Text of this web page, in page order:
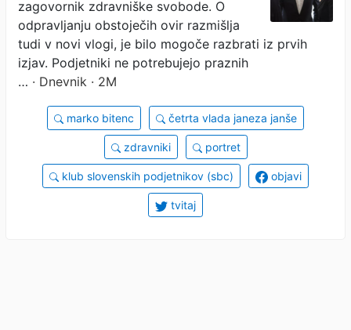
zagovornik zdravniške svobode. O
odpravljanju obstoječih ovir razmišlja
tudi v novi vlogi, je bilo mogoče razbrati iz prvih
izjav. Podjetniki ne potrebujejo praznih
… · Dnevnik · 2M
marko bitenc četrta vlada janeza janše
zdravniki portret
klub slovenskih podjetnikov (sbc) objavi
tvitaj